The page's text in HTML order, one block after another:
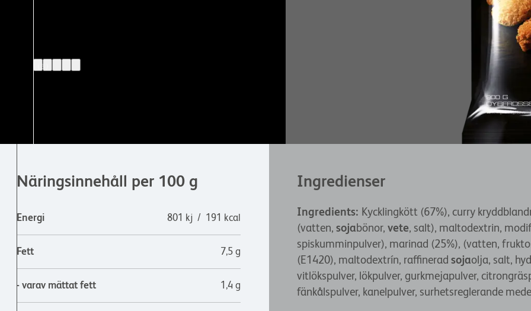
(3)
Näringsinnehåll per 100 g
Energi 801 kj / 191 kcal
Fett 7,5 g
- varav mättat fett 1,4 g
Ingredienser
Ingredients: Kycklingkött (67%), curry
(vatten, sojabönor, vete, salt), maltodextrin,
spiskumminpulver), marinad (25%), (vatten,
(E1420), maltodextrín, raffinerad sojaolja, salt,
vitlökspulver, lökpulver, gurkmejapulver,
fänkålspulver, kanelpulver, surhetsreglerande